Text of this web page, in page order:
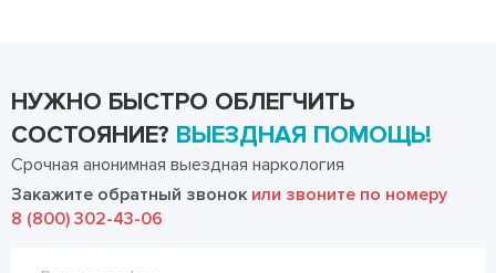
НУЖНО БЫСТРО ОБЛЕГЧИТЬ
СОСТОЯНИЕ? ВЫЕЗДНАЯ ПОМОЩЬ!
Срочная анонимная выездная наркология
Закажите обратный звонок или звоните по номеру
8 (800) 302-43-06